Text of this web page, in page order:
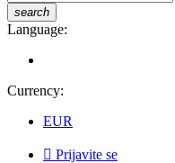
search
Language:
Currency:
EUR
 Prijavite se